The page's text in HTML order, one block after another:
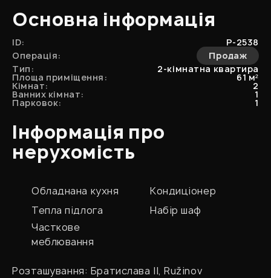
Інформація про
нерухомість
Обладнана кухня
Кондиціонер
Тепла підлога
Набір шаф
Часткове
меблювання
Розташування: Братислава II, Ružinov
Основна інформація
ID:
P-2538
Операція:
Продаж
Тип:
2-кімнатна квартира
Площа приміщення: 61 м²
Кімнат: 2
Ванних кімнат: 1
Парковок: 1